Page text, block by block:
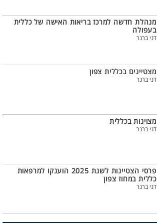
מנהלת חדשה למרכז בריאות האישה של כללית
בעפולה
דני ברנר
מצטיינים בכללית צפון
דני ברנר
מצוינות בכללית
דני ברנר
פרסי הצטיינות לשנת 2025 הוענקו למרפאות
כללית במחוז צפון
דני ברנר